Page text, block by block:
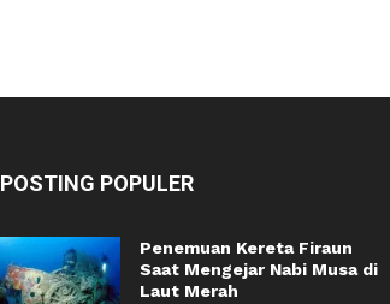
POSTING POPULER
Penemuan Kereta Firaun
Saat Mengejar Nabi Musa di
Laut Merah